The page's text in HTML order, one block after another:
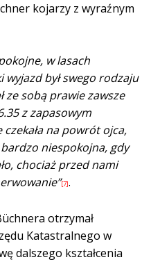
kojarzy z wyraźnym
w lasach
był swego rodzaju
ze sobą prawie zawsze
z zapasowym
na powrót ojca,
niespokojna, gdy
chociaż przed nami
[7].
otrzymał
Katastralnego w
dalszego kształcenia